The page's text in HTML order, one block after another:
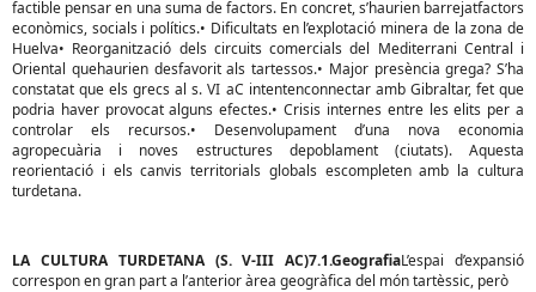
factible pensar en una suma de factors. En concret, s’haurien barrejatfactors
econòmics, socials i polítics.• Dificultats en l’explotació minera de la zona de
Huelva• Reorganització dels circuits comercials del Mediterrani Central i
Oriental quehaurien desfavorit als tartessos.• Major presència grega? S’ha
constatat que els grecs al s. VI aC intentenconnectar amb Gibraltar, fet que
podria haver provocat alguns efectes.• Crisis internes entre les elits per a
controlar els recursos.• Desenvolupament d’una nova economia
agropecuària i noves estructures depoblament (ciutats). Aquesta
reorientació i els canvis territorials globals escompleten amb la cultura
turdetana.
LA CULTURA TURDETANA (S. V-III AC)7.1.GeografiaL’espai d’expansió
correspon en gran part a l’anterior àrea geogràfica del món tartèssic, però